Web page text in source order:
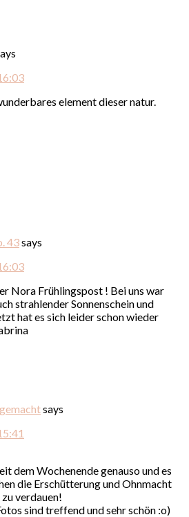
element dieser natur.
43says
Nora Frühlingspost ! Bei uns war
strahlender Sonnenschein und
hat es sich leider schon wieder
says
dem Wochenende genauso und es
die Erschütterung und Ohnmacht
verdauen!
sind treffend und sehr schön :o)